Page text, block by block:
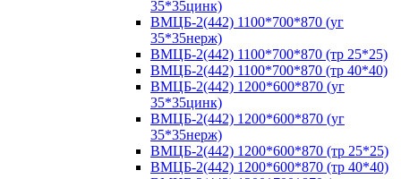
35*35цинк)
ВМЦБ-2(442) 1100*700*870 (уг
35*35нерж)
ВМЦБ-2(442) 1100*700*870 (тр 25*25)
ВМЦБ-2(442) 1100*700*870 (тр 40*40)
ВМЦБ-2(442) 1200*600*870 (уг
35*35цинк)
ВМЦБ-2(442) 1200*600*870 (уг
35*35нерж)
ВМЦБ-2(442) 1200*600*870 (тр 25*25)
ВМЦБ-2(442) 1200*600*870 (тр 40*40)